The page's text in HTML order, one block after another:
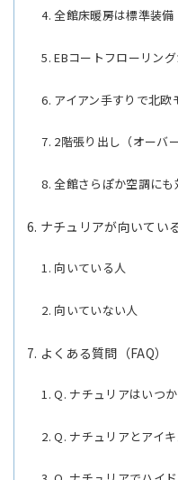
全館床暖房は標準装備
EBコートフローリン
アイアン手すりで北欧
2階張り出し（オーバ
全館さらぽか空調にも
ナチュリアが向いてい
向いている人
向いていない人
よくある質問（FAQ）
Q. ナチュリアはいつ
Q. ナチュリアとアイ